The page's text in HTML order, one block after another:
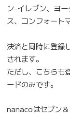
ン-イレブン、ヨ
ス、コンフォート
決済と同時に登録
されます。
ただし、こちらも
ードのみです。
nanacoはセブン